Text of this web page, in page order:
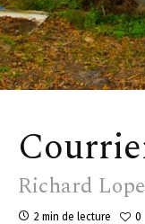
Richard
2 min de lecture 0